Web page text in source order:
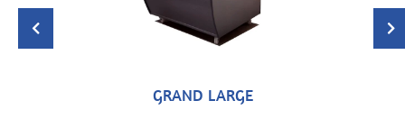
GRAND LARGE